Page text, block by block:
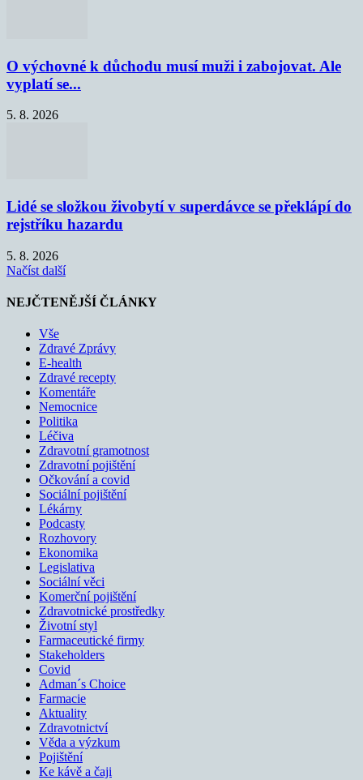
O výchovné k důchodu musí muži i zabojovat. Ale
vyplatí se...
5. 8. 2026
Lidé se složkou živobytí v superdávce se překlápí do
rejstříku hazardu
5. 8. 2026
Načíst další
NEJČTENĚJŠÍ ČLÁNKY
Vše
Zdravé Zprávy
E-health
Zdravé recepty
Komentáře
Nemocnice
Politika
Léčiva
Zdravotní gramotnost
Zdravotní pojištění
Očkování a covid
Sociální pojištění
Lékárny
Podcasty
Rozhovory
Ekonomika
Legislativa
Sociální věci
Komerční pojištění
Zdravotnické prostředky
Životní styl
Farmaceutické firmy
Stakeholders
Covid
Adman´s Choice
Farmacie
Aktuality
Zdravotnictví
Věda a výzkum
Pojištění
Ke kávě a čaji